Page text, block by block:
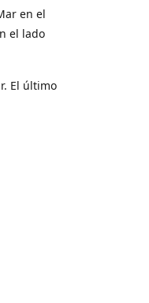
en el
el lado
El último